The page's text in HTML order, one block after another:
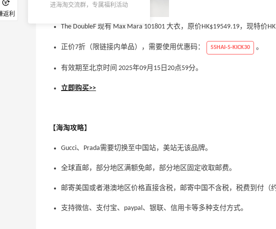
The DoubleF 现有 Max Mara 101801 大衣，原价HK$19549.19，现特价
正价7折（限链接内单品），需要使用优惠码： 55HAI-5-KICK30 。
有效期至北京时间 2025年09月15日20点59分。
立即购买>>
【海淘攻略】
Gucci、Prada需要切换至中国站，美站无该品牌。
全球直邮，部分地区满额免邮，部分地区固定收取邮费。
邮寄美国或者港澳地区价格直接含税，邮寄中国不含税，税费到付（约
支持微信、支付宝、paypal、银联、信用卡等多种支付方式。
返利
进海淘交流群，专属福利活动